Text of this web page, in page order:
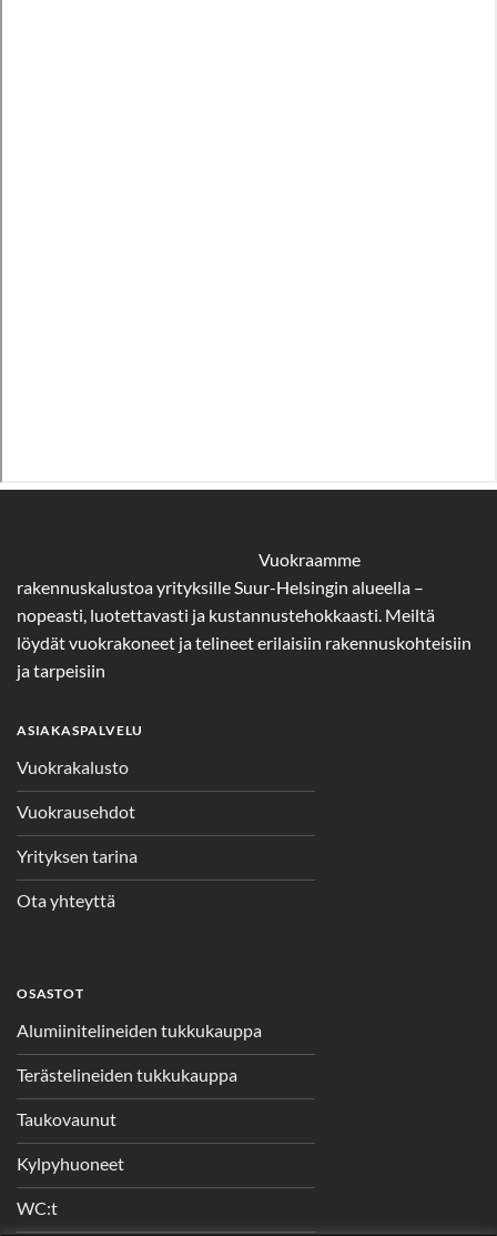
Vuokraamme
rakennuskalustoa yrityksille Suur-Helsingin alueella –
nopeasti, luotettavasti ja kustannustehokkaasti. Meiltä
löydät vuokrakoneet ja telineet erilaisiin rakennuskohteisiin
ja tarpeisiin
ASIAKASPALVELU
Vuokrakalusto
Vuokrausehdot
Yrityksen tarina
Ota yhteyttä
OSASTOT
Alumiinitelineiden tukkukauppa
Terästelineiden tukkukauppa
Taukovaunut
Kylpyhuoneet
WC:t